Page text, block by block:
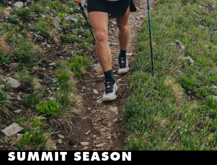
SUMMIT SEASON